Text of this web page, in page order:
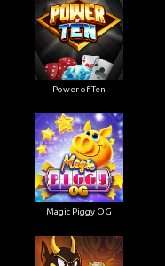
Power of Ten
Magic Piggy OG